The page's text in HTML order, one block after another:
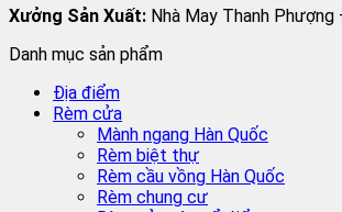
Xưởng Sản Xuất: Nhà May Thanh
Danh mục sản phẩm
Địa điểm
Rèm cửa
Mành ngang Hàn Quốc
Rèm biệt thự
Rèm cầu vồng Hàn Quốc
Rèm chung cư